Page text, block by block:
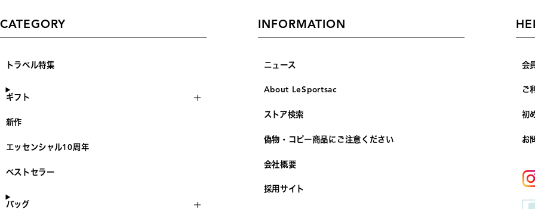
CATEGORY
トラベル特集
ギフト
新作
エッセンシャル10周年
ベストセラー
バッグ
INFORMATION
ニュース
About LeSportsac
ストア検索
偽物・コピー商品にご注意ください
会社概要
採用サイト
会
ご
初
お